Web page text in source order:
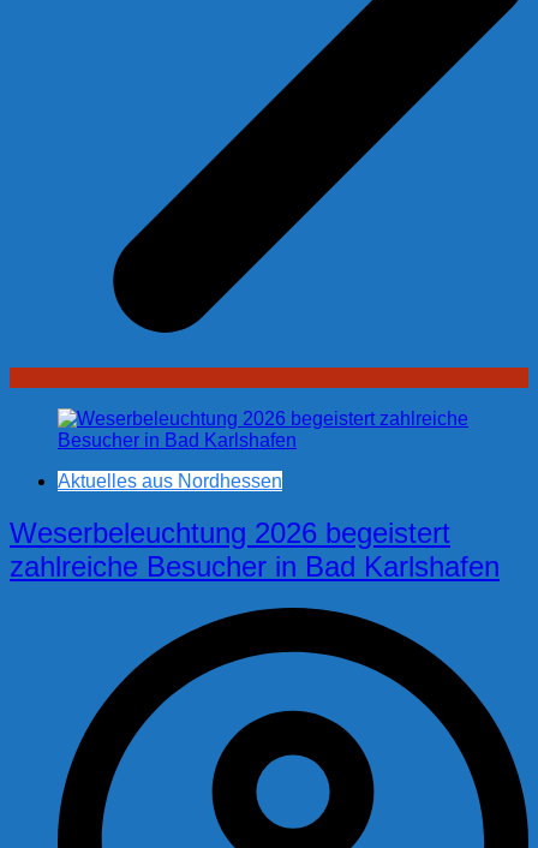
Aktuelles aus Nordhessen
Weserbeleuchtung 2026 begeistert
zahlreiche Besucher in Bad Karlshafen